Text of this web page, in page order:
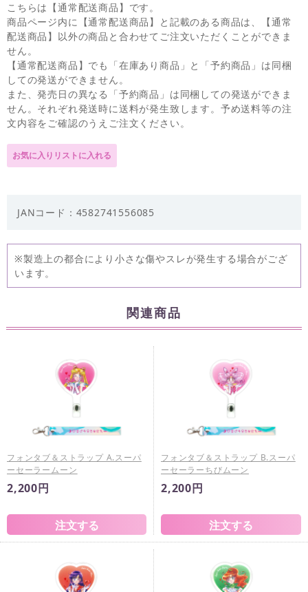
こちらは【通常配送商品】です。
商品ページ内に【通常配送商品】と記載のある商品は、【通常
配送商品】以外の商品と合わせてご注文いただくことができま
せん。
【通常配送商品】でも「在庫あり商品」と「予約商品」は同梱
しての発送ができません。
また、発売日の異なる「予約商品」は同梱しての発送ができま
せん。それぞれ発送時に送料が発生致します。予め送料等の注
文内容をご確認のうえご注文ください。
JANコード：4582741556085
※製造上の都合により小さな傷やスレが発生する場合がござ
います。
関連商品
フォンタブ＆ストラップ A.スーパ
ーセーラームーン
2,200円
フォンタブ＆ストラップ B.スーパ
ーセーラーちびムーン
2,200円